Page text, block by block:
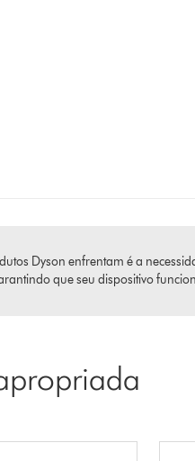
Dyson enfrentam é a
que seu dispositivo